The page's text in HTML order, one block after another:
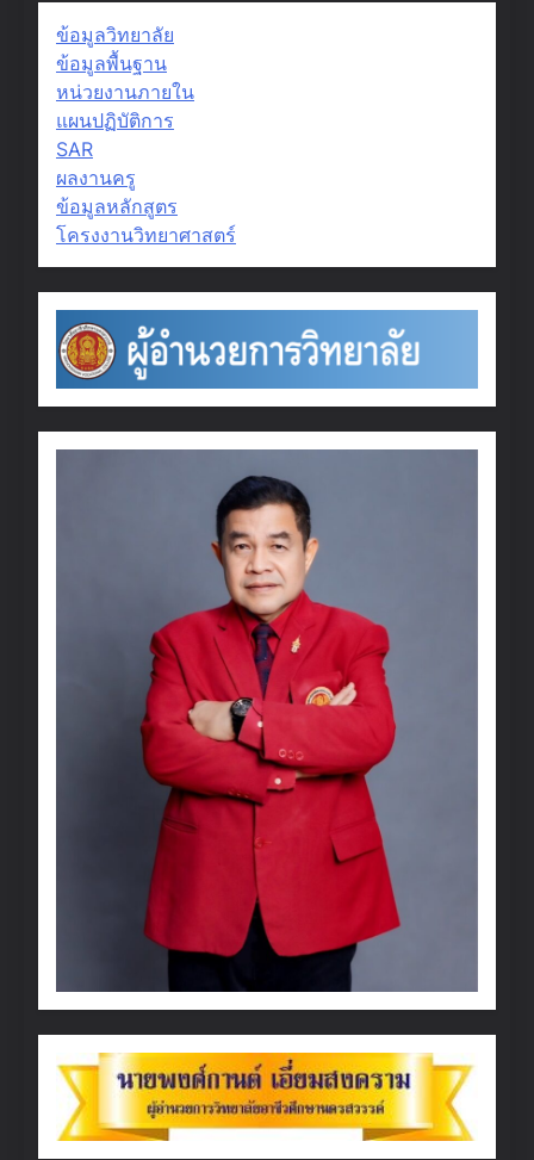
ข้อมูลวิทยาลัย
ข้อมูลพื้นฐาน
หน่วยงานภายใน
แผนปฏิบัติการ
SAR
ผลงานครู
ข้อมูลหลักสูตร
โครงงานวิทยาศาสตร์